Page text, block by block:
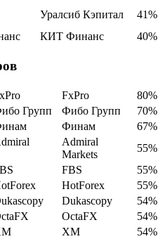
Уралсиб Кэпитал
41%
КИТ Финанс 40%
FxPro
80%
Фибо Групп
70%
Финам
67%
Admiral
Markets
55%
FBS
55%
HotForex
55%
Dukascopy
54%
OctaFX
54%
XM
54%